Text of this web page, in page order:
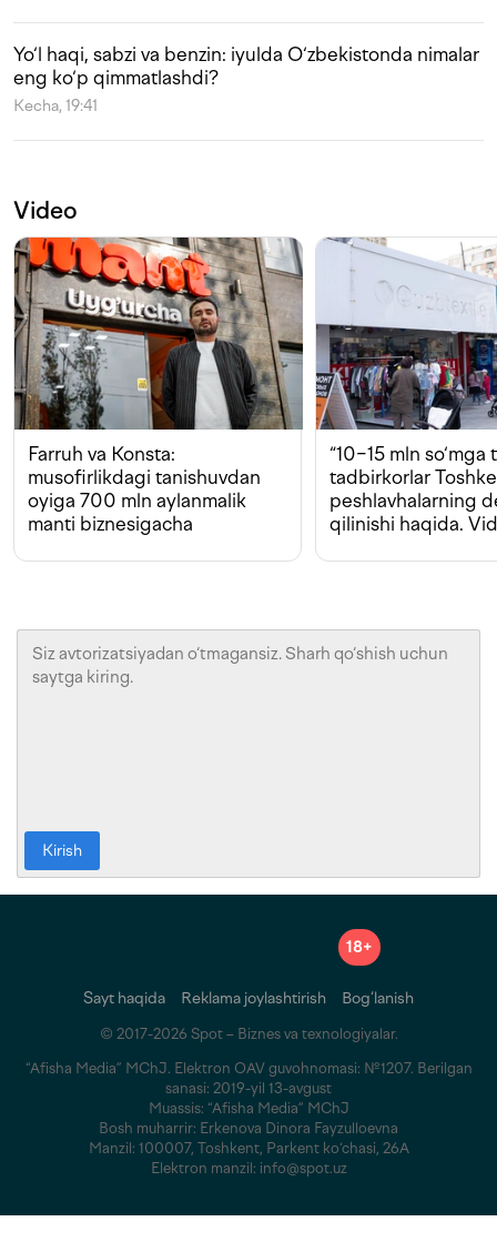
Yo‘l haqi, sabzi va benzin: iyulda O‘zbekistonda nimalar
eng ko‘p qimmatlashdi?
Kecha, 19:41
Video
Farruh va Konsta:
musofirlikdagi tanishuvdan
oyiga 700 mln aylanmalik
manti biznesigacha
“10−15 mln so‘mga
tadbirkorlar
peshlavhalarning
qilinishi haqida.
Kirish
18+
Sayt haqida Reklama joylashtirish Bog‘lanish
© 2017-2026 Spot – Biznes va texnologiyalar.
“Afisha Media” MChJ. Elektron OAV guvohnomasi: №1207. Berilgan
sanasi: 2019-yil 13-avgust
Muassis: “Afisha Media” MChJ
Bosh muharrir: Erkenova Dinora Fayzulloevna
Manzil: 100007, Toshkent, Parkent ko‘chasi, 26A
Elektron manzil: info@spot.uz